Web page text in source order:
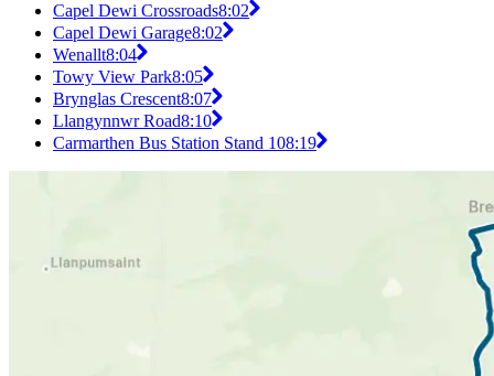
Capel Dewi Crossroads8:02
Capel Dewi Garage8:02
Wenallt8:04
Towy View Park8:05
Brynglas Crescent8:07
Llangynnwr Road8:10
Carmarthen Bus Station Stand 108:19